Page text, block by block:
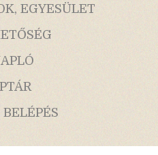
EGYESÜLET